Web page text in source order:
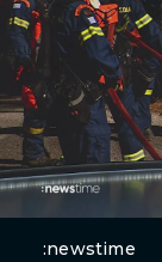
:newstime